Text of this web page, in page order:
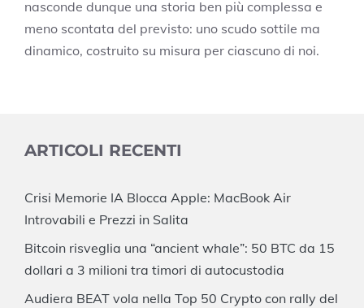
nasconde dunque una storia ben più complessa e
meno scontata del previsto: uno scudo sottile ma
dinamico, costruito su misura per ciascuno di noi.
ARTICOLI RECENTI
Crisi Memorie IA Blocca Apple: MacBook Air
Introvabili e Prezzi in Salita
Bitcoin risveglia una “ancient whale”: 50 BTC da 15
dollari a 3 milioni tra timori di autocustodia
Audiera BEAT vola nella Top 50 Crypto con rally del